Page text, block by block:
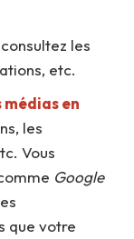
les
etc.
médias en
les
Vous
Google
que votre